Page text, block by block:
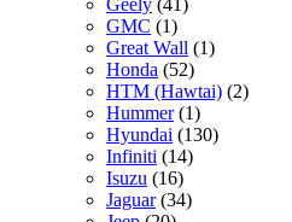
Geely (41)
GMC (1)
Great Wall (1)
Honda (52)
HTM (Hawtai) (2)
Hummer (1)
Hyundai (130)
Infiniti (14)
Isuzu (16)
Jaguar (34)